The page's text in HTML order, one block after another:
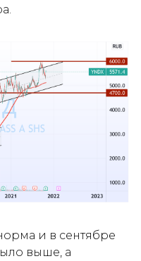
и в сентябре
выше, а